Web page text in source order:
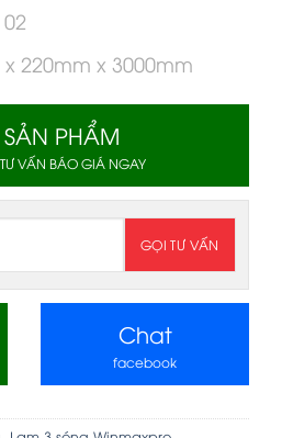
220mm x 3000mm
PHẨM
VẤN BÁO GIÁ NGAY
Chat
facebook